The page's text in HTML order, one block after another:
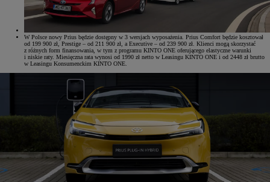
W Polsce nowy Prius będzie dostępny w 3 wersjach wyposażenia. Prius Comfort będzie kosztował
od 199 900 zł, Prestige – od 211 900 zł, a Executive – od 239 900 zł. Klienci mogą skorzystać
z różnych form finansowania, w tym z programu KINTO ONE oferującego elastyczne warunki
i niskie raty. Miesięczna rata wynosi od 1990 zł netto w Leasingu KINTO ONE i od 2448 zł brutto
w Leasingu Konsumenckim KINTO ONE.